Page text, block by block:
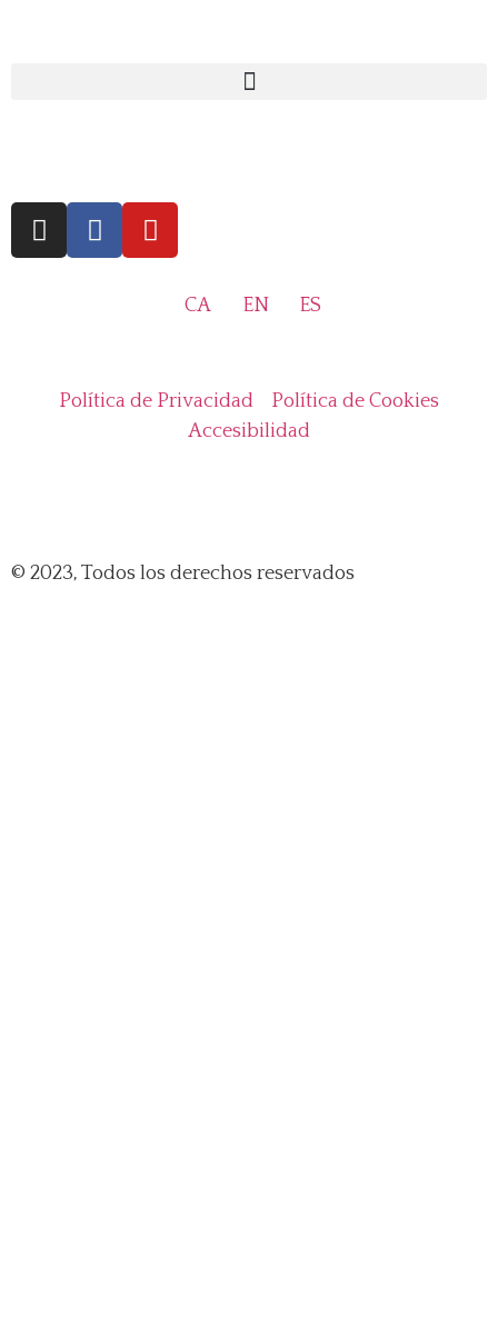
CA EN ES
Política de Privacidad
Política de Cookies
Accesibilidad
© 2023, Todos los derechos reservados